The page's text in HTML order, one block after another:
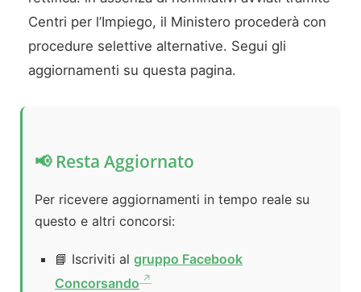
Centri per l’Impiego, il Ministero procederà con
procedure selettive alternative. Segui gli
aggiornamenti su questa pagina.
📢 Resta Aggiornato
Per ricevere aggiornamenti in tempo reale su
questo e altri concorsi:
📘 Iscriviti al gruppo Facebook
Concorsando